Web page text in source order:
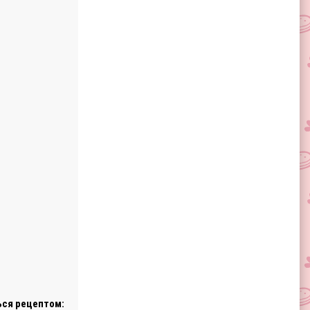
рецептом: